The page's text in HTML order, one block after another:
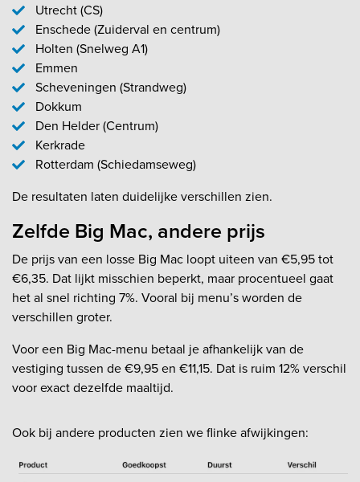
Utrecht (CS)
Enschede (Zuiderval en centrum)
Holten (Snelweg A1)
Emmen
Scheveningen (Strandweg)
Dokkum
Den Helder (Centrum)
Kerkrade
Rotterdam (Schiedamseweg)
De resultaten laten duidelijke verschillen zien.
Zelfde Big Mac, andere prijs
De prijs van een losse Big Mac loopt uiteen van €5,95 tot
€6,35. Dat lijkt misschien beperkt, maar procentueel gaat
het al snel richting 7%. Vooral bij menu’s worden de
verschillen groter.
Voor een Big Mac-menu betaal je afhankelijk van de
vestiging tussen de €9,95 en €11,15. Dat is ruim 12% verschil
voor exact dezelfde maaltijd.
Ook bij andere producten zien we flinke afwijkingen: